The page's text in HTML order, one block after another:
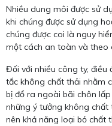
Nhiều dung môi được sử
khi chúng được sử dụng
chúng được coi là nguy
một cách an toàn và theo
Đối với nhiều công ty,
tắc không chất thải nhằm
bị đổ ra ngoài bãi chôn
những ý tưởng không
nên khả năng loại bỏ chất